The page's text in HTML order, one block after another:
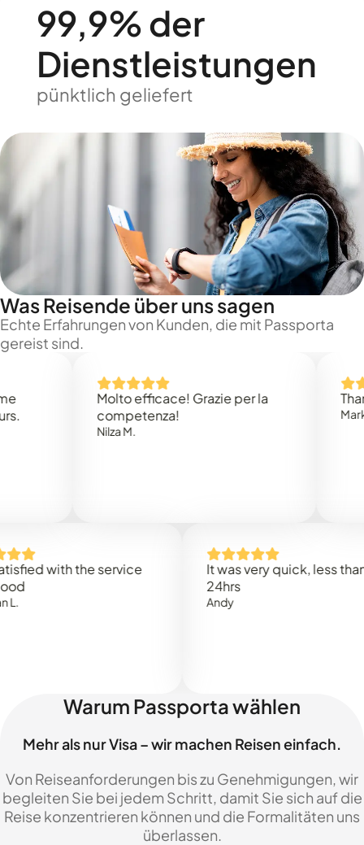
99,9% der
Dienstleistungen
pünktlich geliefert
Was Reisende über uns sagen
Echte Erfahrungen von Kunden, die mit Passporta
gereist sind.
Molto efficace! Grazie per la
competenza!
Nilza M.
Thank
Mark N.
with the service
It was very quick, less than
Warum Passporta wählen
Mehr als nur Visa – wir machen Reisen einfach.
Von Reiseanforderungen bis zu Genehmigungen, wir
begleiten Sie bei jedem Schritt, damit Sie sich auf die
Reise konzentrieren können und die Formalitäten uns
überlassen.